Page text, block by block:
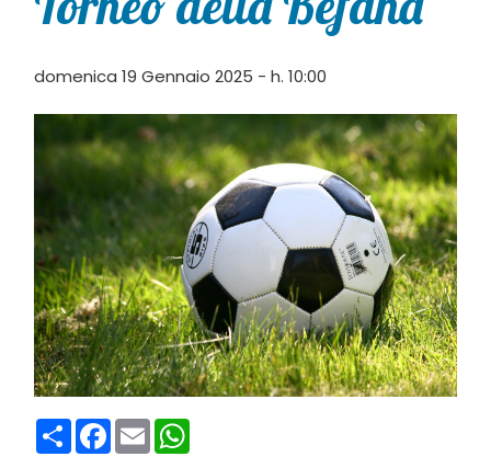
domenica 19 Gennaio 2025 - h. 10:00
CondividiFacebook
Email